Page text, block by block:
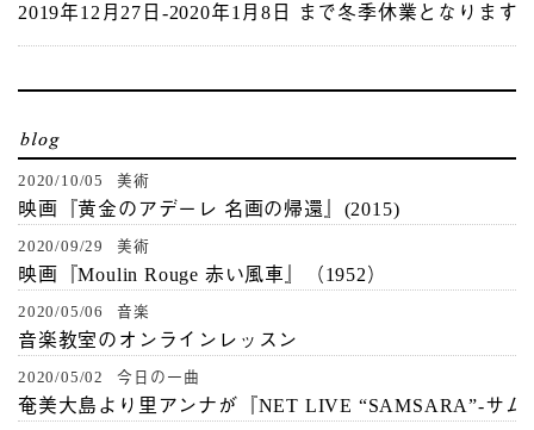
2019年12月27日-2020年1月8日 まで冬季休業となります
2020/10/05 美術
映画『黄金のアデーレ 名画の帰還』(2015)
2020/09/29 美術
映画『Moulin Rouge 赤い風車』（1952）
2020/05/06 音楽
音楽教室のオンラインレッスン
2020/05/02 今日の一曲
奄美大島より里アンナが『NET LIVE “SAMSARA”-サ